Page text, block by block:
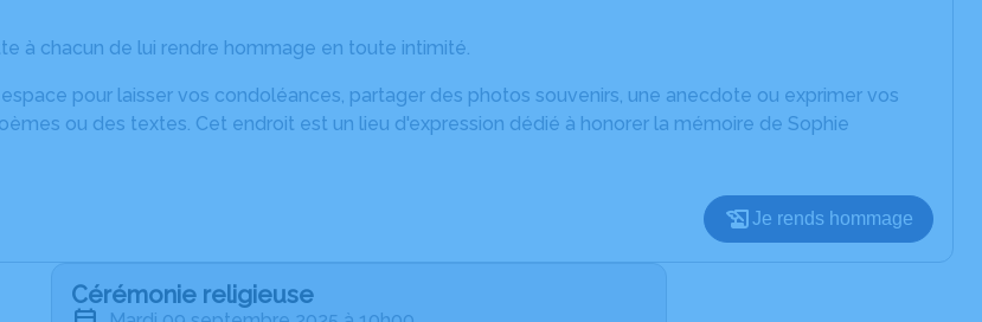
à chacun de lui rendre hommage en toute intimité.
espace pour laisser vos condoléances, partager des photos souvenirs, une anecdote ou exprimer vos
ou des textes. Cet endroit est un lieu d'expression dédié à honorer la mémoire de Sophie
Je rends hommage
Cérémonie religieuse